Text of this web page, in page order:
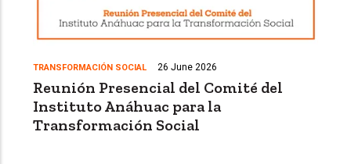
TRANSFORMACIÓN SOCIAL 26 June 2026
Reunión Presencial del Comité del
Instituto Anáhuac para la
Transformación Social